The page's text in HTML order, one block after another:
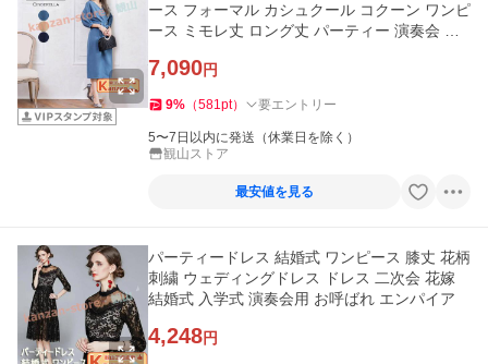
ース フォーマル カシュクール コクーン ワンピ
ース ミモレ丈 ロング丈 パーティー 演奏会 謝
7,090円
9% （581pt） 要エントリー
5〜7日以内に発送（休業日を除く）
観山ストア
最安値を見る
パーティードレス 結婚式 ワンピース 膝丈 花柄
刺繍 ウェディングドレス ドレス 二次会 花嫁
結婚式 入学式 演奏会用 お呼ばれ エンパイア
4,248円